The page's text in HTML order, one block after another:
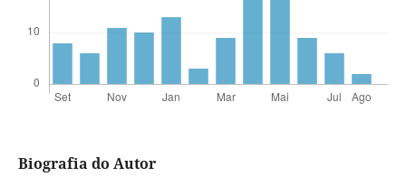
Biografia do Autor